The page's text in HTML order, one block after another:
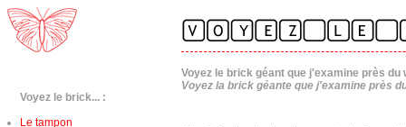
Voyez le brick... :
Le tampon
Voyez le brick géant que j'examine près du
Voyez la brick géante que j'examine près